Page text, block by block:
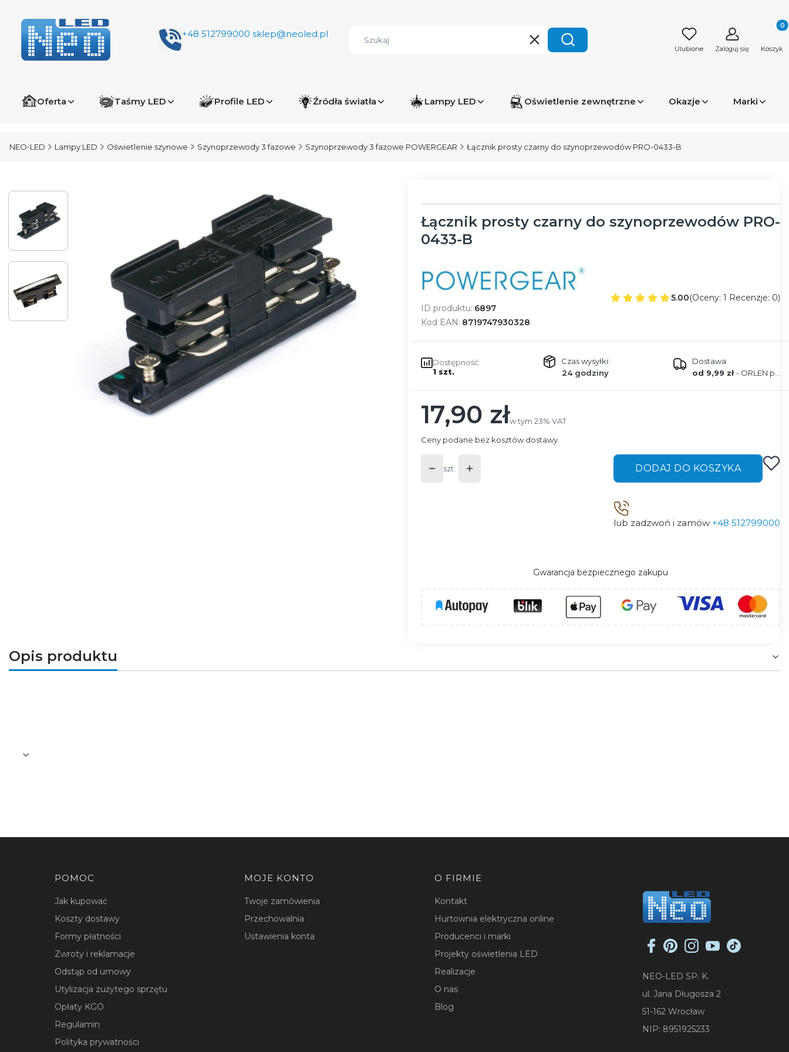
+48 512799000 sklep@neoled.pl
WyczyśćSzukaj Ulubione Zaloguj się Koszyk
Oferta Taśmy LED Profile LED Źródła światła Lampy LED Oświetlenie zewnętrzne Okazje Marki
NEO-LED Lampy LED Oświetlenie szynowe Szynoprzewody 3 fazowe Szynoprzewody 3 fazowe POWERGEAR Łącznik prosty czarny do szynoprzewodów PRO-0433-B
Łącznik prosty czarny do szynoprzewodów PRO-
0433-B
ID produktu: 6897
Kod EAN: 8719747930328
5.00(Oceny: 1 Recenzje: 0)
Dostępność:
1 szt.
Czas wysyłki:
24 godziny
Dostawa
od 9,99 zł- ORLEN paczka
Cena
17,90 złw tym 23% VAT
w tym 23% VAT
Ceny podane bez kosztów dostawy.
szt. DODAJ DO KOSZYKA
lub zadzwoń i zamów +48 512799000
Gwarancja bezpiecznego zakupu
Opis produktu
Linki w stopce
POMOC
Jak kupować
Koszty dostawy
Formy płatności
Zwroty i reklamacje
Odstąp od umowy
Utylizacja zużytego sprzętu
Opłaty KGO
Regulamin
Polityka prywatności
MOJE KONTO
Twoje zamówienia
Przechowalnia
Ustawienia konta
O FIRMIE
Kontakt
Hurtownia elektryczna online
Producenci i marki
Projekty oświetlenia LED
Realizacje
O nas
Blog
NEO-LED SP. K.
ul. Jana Długosza 2
51-162 Wrocław
NIP: 8951925233